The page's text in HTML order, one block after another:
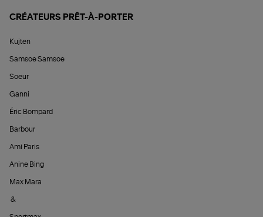
CRÉATEURS PRÊT-À-PORTER
Kujten
Samsoe Samsoe
Soeur
Ganni
Éric Bompard
Barbour
Ami Paris
Anine Bing
Max Mara
&